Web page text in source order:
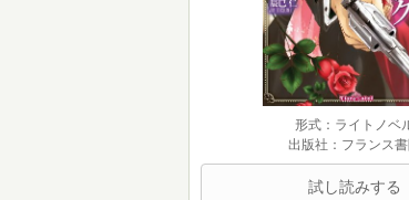
形式：ライトノベ
出版社：フランス
試し読みする